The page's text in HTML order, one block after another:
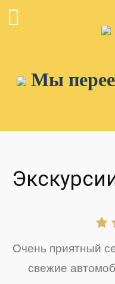
Skip
Мы
Очень приятный
свежие